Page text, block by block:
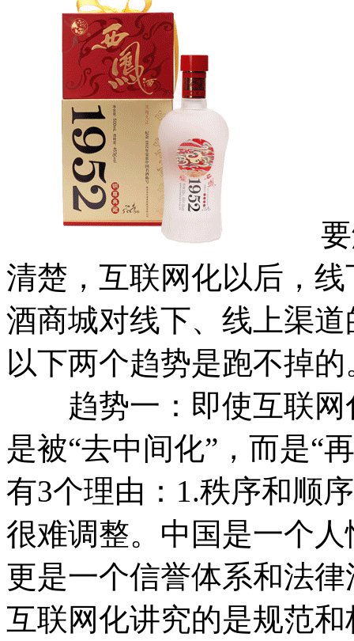
要解
清楚，互联网化以后，
酒商城对线下、线上渠
以下两个趋势是跑不掉的
趋势一：即使互联网
是被“去中间化”，而是“
有3个理由：1.秩序和顺
很难调整。中国是一个
更是一个信誉体系和法
互联网化讲究的是规范